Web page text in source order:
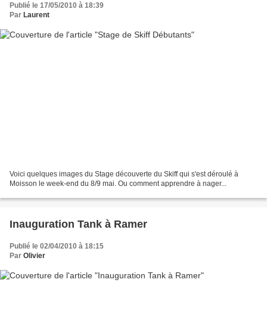
Publié le 17/05/2010 à 18:39
Par Laurent
Voici quelques images du Stage découverte du Skiff qui s'est déroulé à
Moisson le week-end du 8/9 mai. Ou comment apprendre à nager...
Inauguration Tank à Ramer
Publié le 02/04/2010 à 18:15
Par Olivier